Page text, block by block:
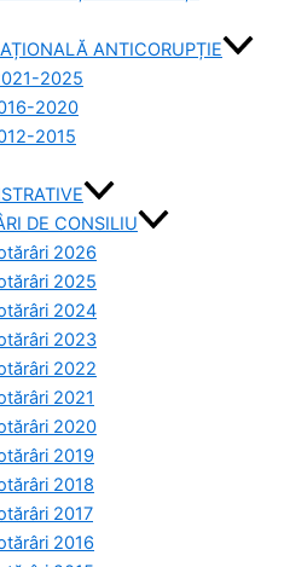
ANTICORUPȚIE
2025
2020
2015
DE CONSILIU
2026
2025
2024
2023
2022
2021
2020
2019
2018
2017
2016